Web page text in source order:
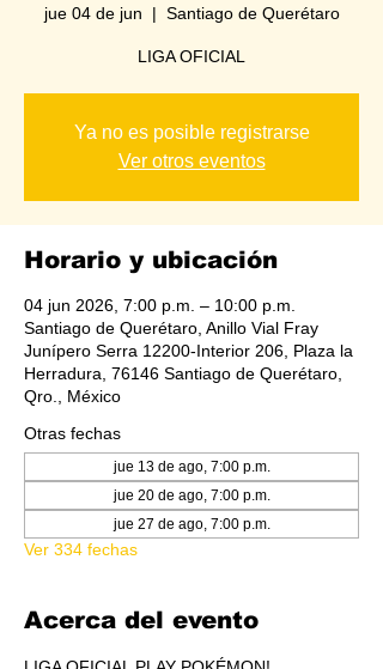
jue 04 de jun
  |
Santiago de Querétaro
LIGA OFICIAL
Ya no es posible registrarse
Ver otros eventos
Horario y ubicación
04 jun 2026, 7:00 p.m. – 10:00 p.m.
Santiago de Querétaro, Anillo Vial Fray
Junípero Serra 12200-Interior 206, Plaza la
Herradura, 76146 Santiago de Querétaro,
Qro., México
Otras fechas
jue 13 de ago, 7:00 p.m.
jue 20 de ago, 7:00 p.m.
jue 27 de ago, 7:00 p.m.
Ver 334 fechas
Acerca del evento